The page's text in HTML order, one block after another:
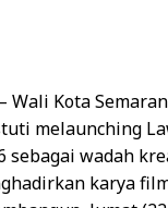
Wali Kota
melaunching
sebagai wadah
karya